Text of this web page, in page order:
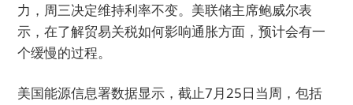
力，周三决定维持利率不变。美联储主席鲍威尔表
示，在了解贸易关税如何影响通胀方面，预计会有一
个缓慢的过程。
美国能源信息署数据显示，截止7月25日当周，包括